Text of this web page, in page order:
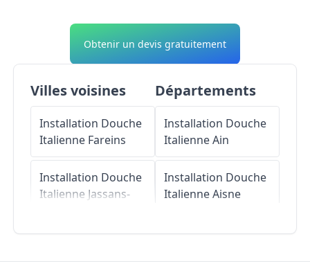
Obtenir un devis gratuitement
Villes voisines
Installation Douche
Italienne Fareins
Installation Douche
Italienne Jassans-
ItalienneFrans
Départements
Installation Douche
ItalienneAin
Installation Douche
ItalienneAisne
Installation Douche